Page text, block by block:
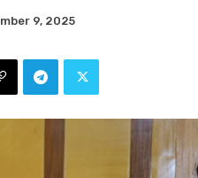
9, 2025